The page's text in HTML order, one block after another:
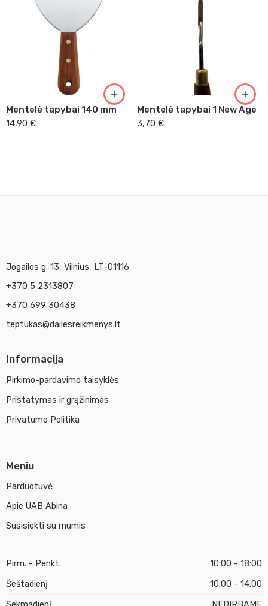
Mentelė tapybai 140 mm
14,90 €
Mentelė tapybai 1 New Age
3,70 €
Jogailos g. 13, Vilnius, LT-01116
+370 5 2313807
+370 699 30438
teptukas@dailesreikmenys.lt
Informacija
Pirkimo-pardavimo taisyklės
Pristatymas ir grąžinimas
Privatumo Politika
Meniu
Parduotuvė
Apie UAB Abina
Susisiekti su mumis
Pirm. - Penkt.
10:00 - 18:00
Šeštadienį
10:00 - 14:00